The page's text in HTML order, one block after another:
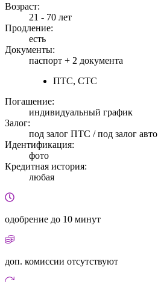
Возраст:
21 - 70 лет
Продление:
есть
Документы:
паспорт + 2 документа
ПТС, СТС
Погашение:
индивидуальный график
Залог:
под залог ПТС / под залог авто
Идентификация:
фото
Кредитная история:
любая
одобрение до 10 минут
доп. комиссии отсутствуют